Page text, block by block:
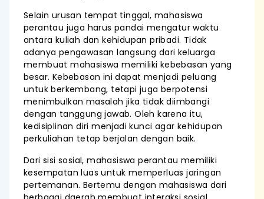
Selain urusan tempat tinggal, mahasiswa
perantau juga harus pandai mengatur waktu
antara kuliah dan kehidupan pribadi. Tidak
adanya pengawasan langsung dari keluarga
membuat mahasiswa memiliki kebebasan yang
besar. Kebebasan ini dapat menjadi peluang
untuk berkembang, tetapi juga berpotensi
menimbulkan masalah jika tidak diimbangi
dengan tanggung jawab. Oleh karena itu,
kedisiplinan diri menjadi kunci agar kehidupan
perkuliahan tetap berjalan dengan baik.
Dari sisi sosial, mahasiswa perantau memiliki
kesempatan luas untuk memperluas jaringan
pertemanan. Bertemu dengan mahasiswa dari